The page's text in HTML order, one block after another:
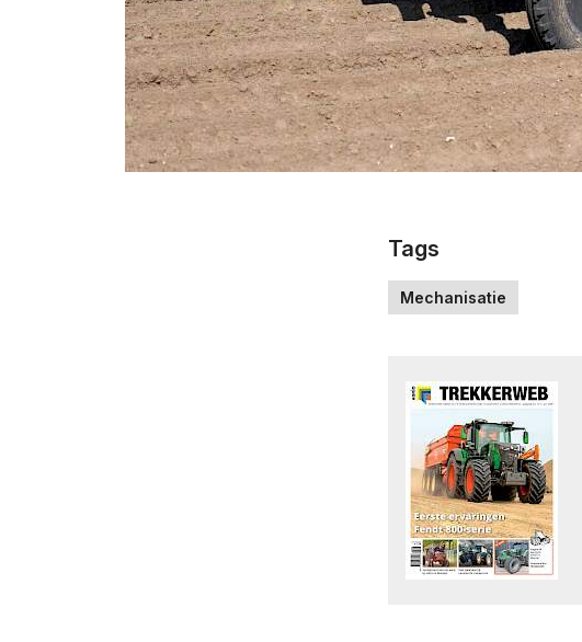
Tags
Mechanisatie